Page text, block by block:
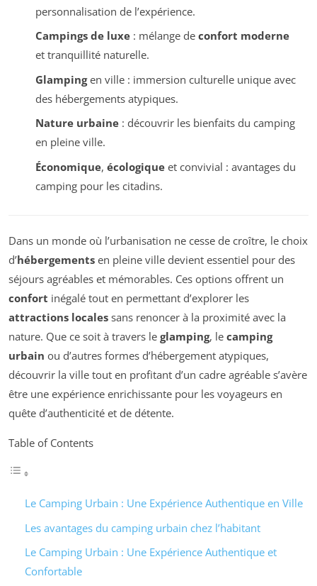
personnalisation de l’expérience.
Campings de luxe: mélange de confort moderne
et tranquillité naturelle.
Glampingen ville : immersion culturelle unique avec
des hébergements atypiques.
Nature urbaine: découvrir les bienfaits du camping
en pleine ville.
Économique, écologiqueet convivial : avantages du
camping pour les citadins.
Dans un monde où l’urbanisation ne cesse de croître, le choix
d’hébergements en pleine ville devient essentiel pour des
séjours agréables et mémorables. Ces options offrent un
confort inégalé tout en permettant d’explorer les
attractions locales sans renoncer à la proximité avec la
nature. Que ce soit à travers le glamping, le camping
urbain ou d’autres formes d’hébergement atypiques,
découvrir la ville tout en profitant d’un cadre agréable s’avère
être une expérience enrichissante pour les voyageurs en
quête d’authenticité et de détente.
Table of Contents
Le Camping Urbain : Une Expérience Authentique en Ville
Les avantages du camping urbain chez l’habitant
Le Camping Urbain : Une Expérience Authentique et
Confortable